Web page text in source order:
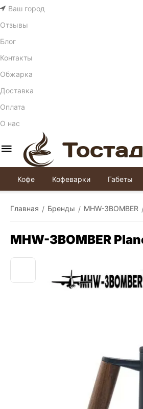
Ваш город
Отзывы
Блог
Контакты
Обжарка
Доставка
Оплата
О нас
Кофе Кофеварки Габеты
Главная / Бренды / MHW-3BOMBER
MHW-3BOMBER